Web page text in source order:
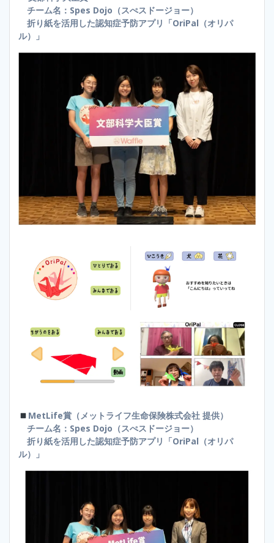
チーム名：Spes Dojo（スぺスドージョー）
折り紙を活用した認知症予防アプリ「OriPal（オリパ
ル）」
MetLife賞（メットライフ生命保険株式会社 提供）
チーム名：Spes Dojo（スぺスドージョー）
折り紙を活用した認知症予防アプリ「OriPal（オリパ
ル）」